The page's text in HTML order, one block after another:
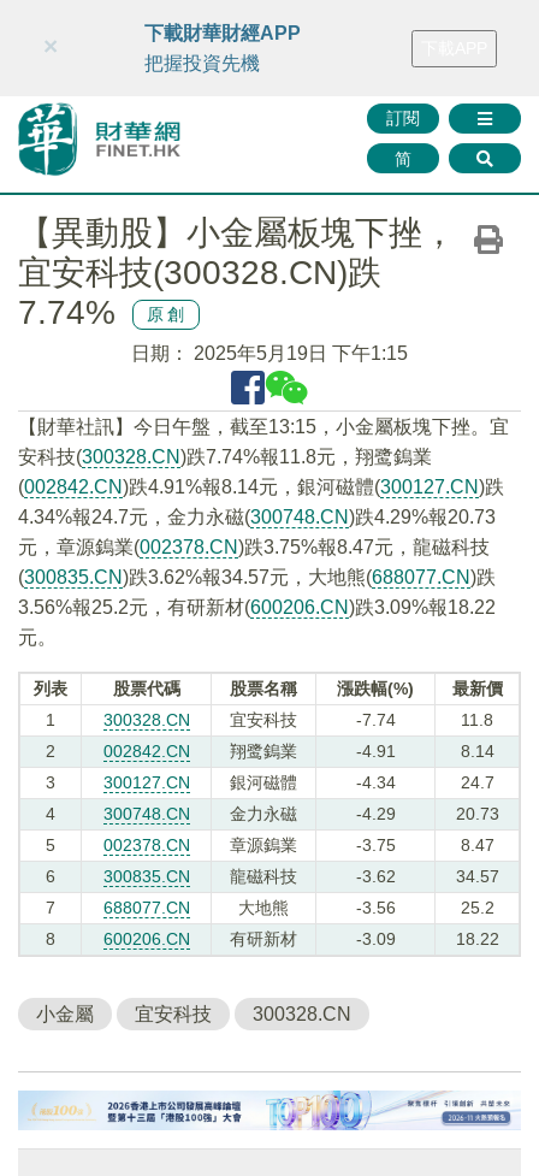
財華智庫網 FINTV FINMETA 財華證券 媒體矩陣
訂閱
简
×
下載財華財經APP
把握投資先機
【異動股】小金屬板塊下挫，
宜安科技(300328.CN)跌
7.74%
原創
日期： 2025年5月19日 下午1:15
【財華社訊】今日午盤，截至13:15，小金屬板塊下挫。宜
安科技(300328.CN)跌7.74%報11.8元，翔鹭鎢業
(002842.CN)跌4.91%報8.14元，銀河磁體(300127.CN)跌
4.34%報24.7元，金力永磁(300748.CN)跌4.29%報20.73
元，章源鎢業(002378.CN)跌3.75%報8.47元，龍磁科技
(300835.CN)跌3.62%報34.57元，大地熊(688077.CN)跌
3.56%報25.2元，有研新材(600206.CN)跌3.09%報18.22
元。
列表 股票代碼 股票名稱 漲跌幅(%)
最新價
1
300328.CN 宜安科技 -7.74
11.8
2
002842.CN 翔鹭鎢業 -4.91
8.14
3
300127.CN 銀河磁體 -4.34
24.7
4
300748.CN 金力永磁 -4.29
20.73
5
002378.CN 章源鎢業 -3.75
8.47
6
300835.CN 龍磁科技 -3.62
34.57
7
688077.CN 大地熊 -3.56
25.2
8
600206.CN 有研新材 -3.09 18.22
小金屬 宜安科技 300328.CN